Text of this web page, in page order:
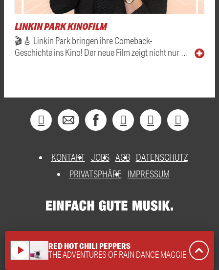
LINKIN PARK KINOFILM
🎬🎸 Linkin Park bringen ihre Comeback-
Geschichte ins Kino! Der neue Film zeigt nicht nur …
KONTAKT JOBS AGB DATENSCHUTZ
PRIVATSPHÄRE
IMPRESSUM
play_arrow RED HOT CHILI PEPPERS
THE ADVENTURES OF RAIN DANCE MAGGIE